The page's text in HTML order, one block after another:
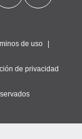
de uso
de privacidad